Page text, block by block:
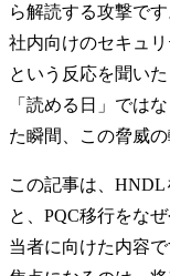
ら解読する攻撃です
社内向けのセキュ
という反応を聞い
「読める日」では
た瞬間、この脅威
この記事は、HNDL
と、PQC移行をな
当者に向けた内容で